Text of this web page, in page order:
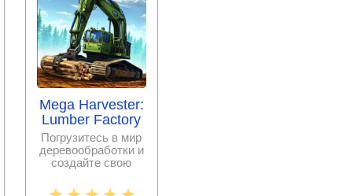
Mega Harvester:
Lumber Factory
Погрузитесь в мир
деревообработки и
создайте свою
рубя деревья,